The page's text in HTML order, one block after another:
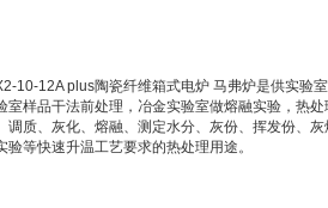
10-12A plus陶瓷纤维箱式电炉 马弗炉是供实验
室样品干法前处理，冶金实验室做熔融实验，热
调质、灰化、熔融、测定水分、灰份、挥发份、灰
验等快速升温工艺要求的热处理用途。